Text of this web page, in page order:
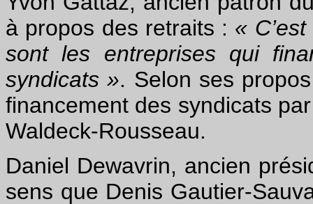
à propos des retraits : «
sont les entreprises qui
syndicats ». Selon ses
financement des syndicats
Waldeck-Rousseau.
Daniel Dewavrin, ancien
sens que Denis Gautier-